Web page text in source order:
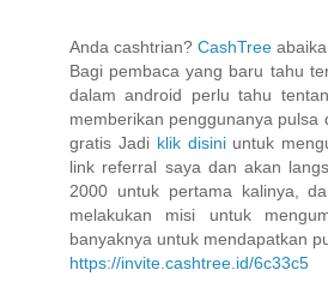
Anda cashtrian? CashTree
Bagi pembaca yang baru tahu
dalam android perlu tahu
memberikan penggunanya pulsa
gratis Jadi klik disiniuntuk
link referral saya dan akan
2000 untuk pertama kalinya,
melakukan misi untuk
banyaknya untuk mendapatkan
https://invite.cashtree.id/6c33c5